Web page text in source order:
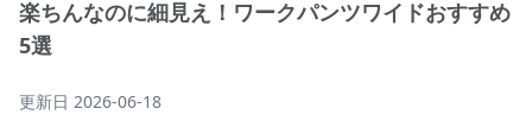
楽ちんなのに細見え！ワークパンツワイドおすすめ
5選
更新日 2026-06-18